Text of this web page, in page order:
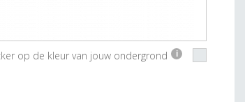
op de kleur van jouw ondergrond i